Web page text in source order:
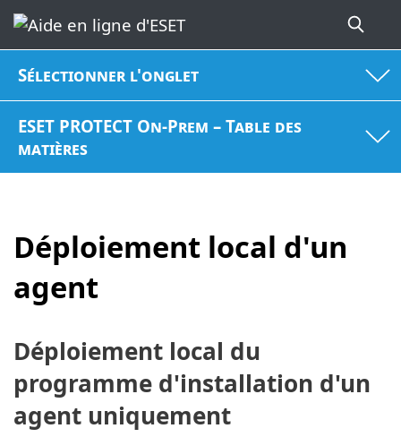
Sélectionner l'onglet
ESET PROTECT On-Prem – Table des
matières
Déploiement local d'un
agent
Déploiement local du
programme d'installation d'un
agent uniquement